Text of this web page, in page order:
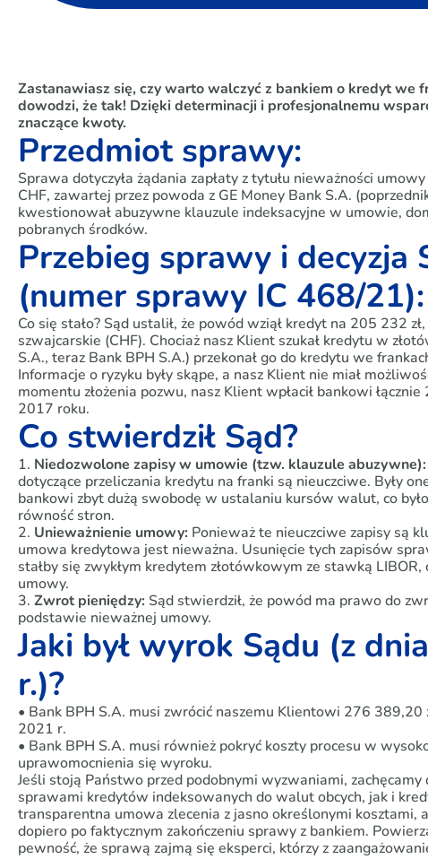
Zastanawiasz się, czy warto walczyć z bankiem o kredyt we
dowodzi, że tak! Dzięki determinacji i profesjonalnemu
znaczące kwoty.
Przedmiot sprawy:
Sprawa dotyczyła żądania zapłaty z tytułu nieważności
CHF, zawartej przez powoda z GE Money Bank S.A.
kwestionował abuzywne klauzule indeksacyjne w umowie,
pobranych środków.
Przebieg sprawy i decyzja
(numer sprawy IC 468/21):
Co się stało? Sąd ustalił, że powód wziął kredyt na 205 232
szwajcarskie (CHF). Chociaż nasz Klient szukał kredytu w
S.A., teraz Bank BPH S.A.) przekonał go do kredytu we
Informacje o ryzyku były skąpe, a nasz Klient nie miał
momentu złożenia pozwu, nasz Klient wpłacił bankowi
2017 roku.
Co stwierdził Sąd?
1. Niedozwolone zapisy w umowie (tzw. klauzule abuzywne):
dotyczące przeliczania kredytu na franki są nieuczciwe. Były
bankowi zbyt dużą swobodę w ustalaniu kursów walut, co
równość stron.
2. Unieważnienie umowy: Ponieważ te nieuczciwe zapisy są
umowa kredytowa jest nieważna. Usunięcie tych zapisów
stałby się zwykłym kredytem złotówkowym ze stawką
umowy.
3. Zwrot pieniędzy: Sąd stwierdził, że powód ma prawo do
podstawie nieważnej umowy.
Jaki był wyrok Sądu (z
r.)?
• Bank BPH S.A. musi zwrócić naszemu Klientowi 276
2021 r.
• Bank BPH S.A. musi również pokryć koszty procesu w
uprawomocnienia się wyroku.
Jeśli stoją Państwo przed podobnymi wyzwaniami,
sprawami kredytów indeksowanych do walut obcych, jak i
transparentna umowa zlecenia z jasno określonymi kosztami,
dopiero po faktycznym zakończeniu sprawy z bankiem.
pewność, że sprawą zajmą się eksperci, którzy z